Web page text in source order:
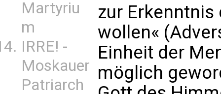
Martyriu
m
IRRE! -
Moskauer
Patriarch
zur
wollen«
Einheit der
möglich